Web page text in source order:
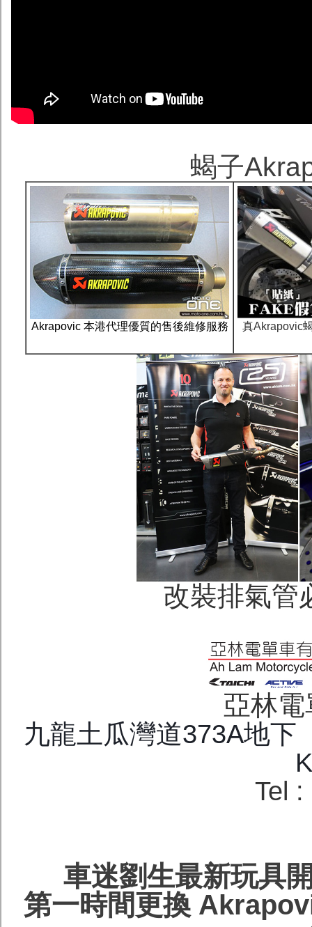
蝎子
Akrapovic 本港代理優質的售後維修服務 真Akrapovic
改裝排氣管
亞林
九龍土瓜灣道373A地
Tel
車迷劉生最新玩具
第一時間更換